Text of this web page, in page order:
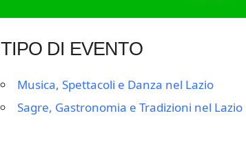
TIPO DI EVENTO
Musica, Spettacoli e Danza nel Lazio
Sagre, Gastronomia e Tradizioni nel Lazio